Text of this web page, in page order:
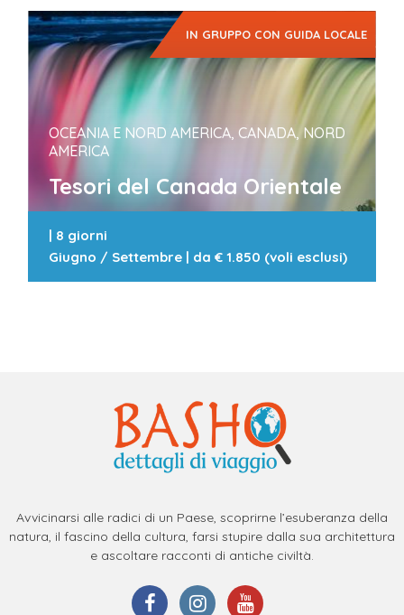
IN GRUPPO CON GUIDA LOCALE
OCEANIA E NORD AMERICA, CANADA, NORD
AMERICA
Tesori del Canada Orientale
| 8 giorni
Giugno / Settembre | da€ 1.850 (voli esclusi)
Avvicinarsi alle radici di un Paese, scoprirne l’esuberanza della
natura, il fascino della cultura, farsi stupire dalla sua architettura
e ascoltare racconti di antiche civiltà.